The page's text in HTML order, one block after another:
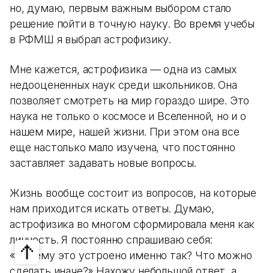
но, думаю, первым важным выбором стало
решение пойти в точную науку. Во время учебы
в РФМШ я выбрал астрофизику.
Мне кажется, астрофизика — одна из самых
недооцененных наук среди школьников. Она
позволяет смотреть на мир гораздо шире. Это
наука не только о космосе и Вселенной, но и о
нашем мире, нашей жизни. При этом она все
еще настолько мало изучена, что постоянно
заставляет задавать новые вопросы.
Жизнь вообще состоит из вопросов, на которые
нам приходится искать ответы. Думаю,
астрофизика во многом сформировала меня как
личность. Я постоянно спрашиваю себя:
«Почему это устроено именно так? Что можно